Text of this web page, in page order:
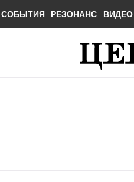
СОБЫТИЯ РЕЗОНАНС ВИДЕО